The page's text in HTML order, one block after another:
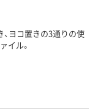
ヨコ置きの3通りの使
イル。